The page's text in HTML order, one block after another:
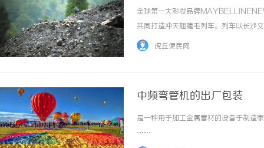
和友打造沉浸式主题装置
全球第一大彩妆品牌
共同打造冲天翘睫毛列车。列车以长沙
消费者眼前一亮的全新体验同时，彰显
虎丘便民网
中频弯管机的出厂包装
是一种用于加工金属管材的设备于制造
……